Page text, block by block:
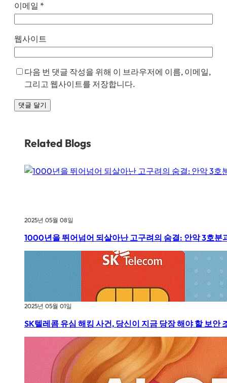
이메일 *
웹사이트
다음 번 댓글 작성을 위해 이 브라우저에 이름, 이메일,
그리고 웹사이트를 저장합니다.
Related Blogs
2025년 05월 08일
1000년을 뛰어넘어 되살아난 고구려의 숨결: 안악 3호분
2025년 05월 01일
SK텔레콤 유심 해킹 사건, 당신이 지금 당장 해야 할 보안